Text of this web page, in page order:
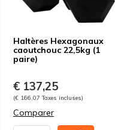
Haltères Hexagonaux
caoutchouc 22,5kg (1
paire)
€ 137,25
(€ 166,07 Taxes incluses)
Comparer